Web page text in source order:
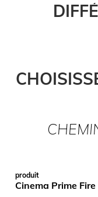
produit
Cinema Prime Fire